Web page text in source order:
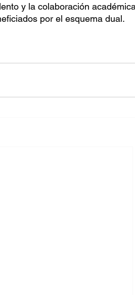
y la colaboración
por el esquema dual.